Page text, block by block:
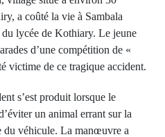
a coûté la vie à Sambala
lycée de Kothiary. Le jeune
d’une compétition de «
victime de ce tragique accident.
s’est produit lorsque le
un animal errant sur la
du véhicule. La manœuvre a